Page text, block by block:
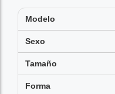
Modelo
Sexo
Tamaño
Forma